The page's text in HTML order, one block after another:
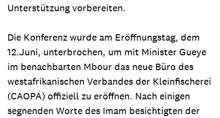
Unterstützung vorbereiten.
Die Konferenz wurde am Eröffnungstag, dem
12.Juni, unterbrochen, um mit Minister Gueye
im benachbarten Mbour das neue Büro des
westafrikanischen Verbandes der Kleinfischerei
(CAOPA) offiziell zu eröffnen. Nach einigen
segnenden Worte des Imam besichtigten der